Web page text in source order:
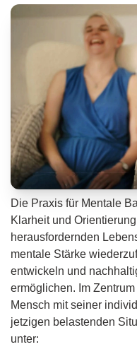
Die Praxis für Mentale
Klarheit und
herausfordernden
mentale Stärke
entwickeln und
ermöglichen. Im
Mensch mit seiner
jetzigen belastenden
unter: